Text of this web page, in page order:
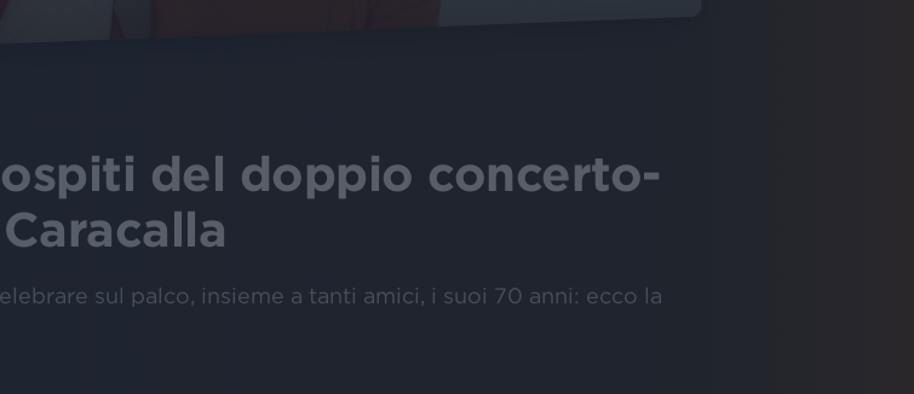
del doppio concerto-
sul palco, insieme a tanti amici, i suoi 70 anni: ecco la